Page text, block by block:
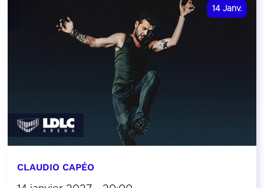
14 Janv.
CLAUDIO CAPÉO